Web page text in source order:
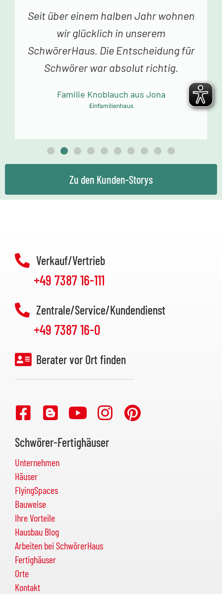
Vor einer Woche erhielten wir den
Schlüssel zu unserem Traumhaus.
Jedes Betreten begeistert uns. Vielen
Dank an das Schwörer-Team für die
Familie Mollowitz aus Eitorf-Mühleip
Zu den Kunden-Storys
Verkauf/Vertrieb
+49 7387 16-111
Zentrale/Service/Kundendienst
+49 7387 16-0
Berater vor Ort finden
Schwörer-Fertighäuser
Unternehmen
Häuser
FlyingSpaces
Bauweise
Ihre Vorteile
Hausbau Blog
Arbeiten bei SchwörerHaus
Fertighäuser
Orte
Kontakt